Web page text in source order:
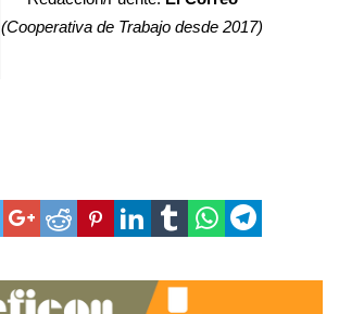
(Cooperativa de Trabajo desde 2017)